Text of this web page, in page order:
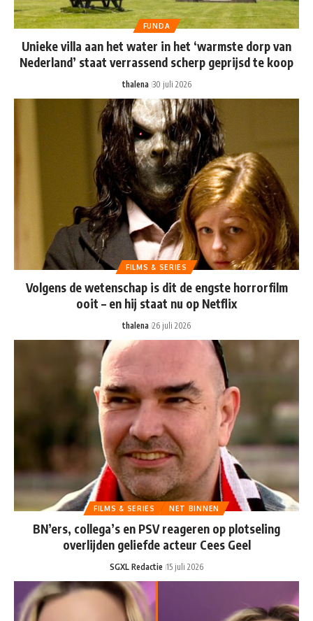
FUNDA
Unieke villa aan het water in het ‘warmste dorp van
Nederland’ staat verrassend scherp geprijsd te koop
thalena 30 juli 2026
FILMS & SERIES
Volgens de wetenschap is dit de engste horrorfilm
ooit – en hij staat nu op Netflix
thalena 26 juli 2026
FILMS & SERIES NET BINNEN
BN’ers, collega’s en PSV reageren op plotseling
overlijden geliefde acteur Cees Geel
SGXL Redactie 15 juli 2026